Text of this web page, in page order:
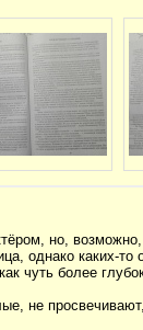
но,
однако каких-то
чуть более
не